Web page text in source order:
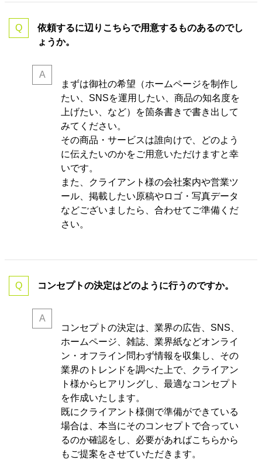
依頼するに辺りこちらで用意するものあるのでし
ょうか。
まずは御社の希望（ホームページを制作し
たい、SNSを運用したい、商品の知名度を
上げたい、など）を箇条書きで書き出して
みてください。
その商品・サービスは誰向けで、どのよう
に伝えたいのかをご用意いただけますと幸
いです。
また、クライアント様の会社案内や営業ツ
ール、掲載したい原稿やロゴ・写真データ
などございましたら、合わせてご準備くだ
さい。
コンセプトの決定はどのように行うのですか。
コンセプトの決定は、業界の広告、SNS、
ホームページ、雑誌、業界紙などオンライ
ン・オフライン問わず情報を収集し、その
業界のトレンドを調べた上で、クライアン
ト様からヒアリングし、最適なコンセプト
を作成いたします。
既にクライアント様側で準備ができている
場合は、本当にそのコンセプトで合ってい
るのか確認をし、必要があればこちらから
もご提案をさせていただきます。